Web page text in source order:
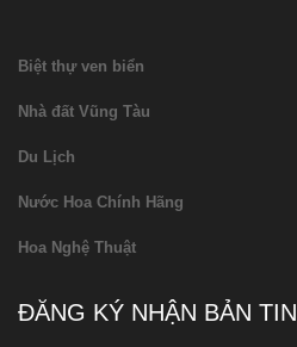
Biệt thự ven biển
Nhà đất Vũng Tàu
Du Lịch
Nước Hoa Chính Hãng
Hoa Nghệ Thuật
ĐĂNG KÝ NHẬN BẢN TIN